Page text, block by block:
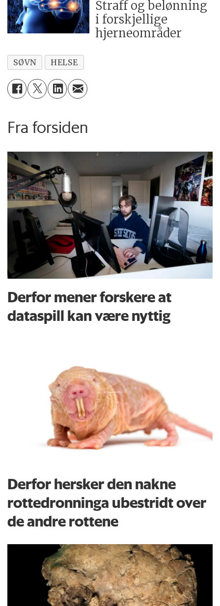
Straff og belønning
i forskjellige
hjerneområder
SØVN HELSE
Fra forsiden
Derfor mener forskere at
dataspill kan være nyttig
Derfor hersker den nakne
rottedronninga ubestridt over
de andre rottene